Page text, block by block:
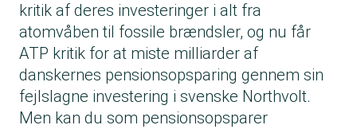
kritik af deres investeringer i alt fra
atomvåben til fossile brændsler, og nu får
ATP kritik for at miste milliarder af
danskernes pensionsopsparing gennem sin
fejlslagne investering i svenske Northvolt.
Men kan du som pensionsopsparer